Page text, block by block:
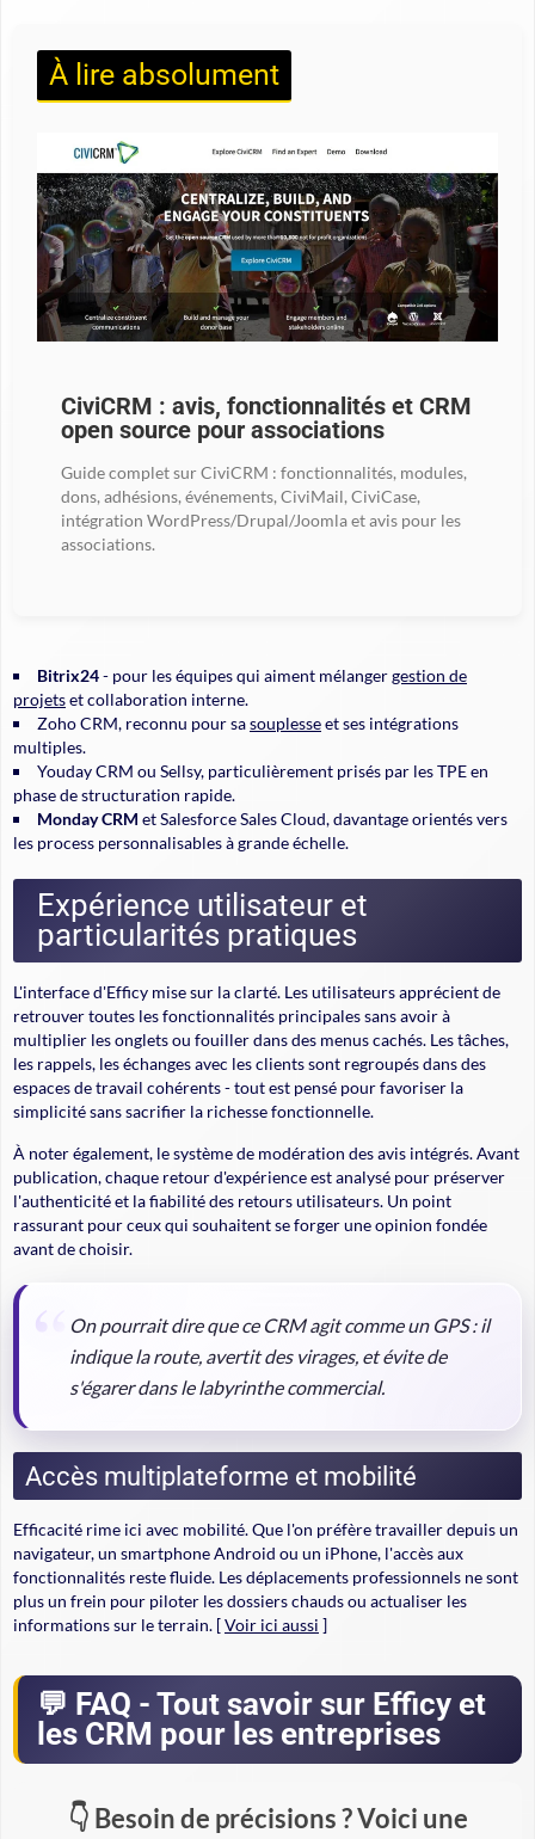
À lire absolument
CiviCRM : avis, fonctionnalités et CRM
open source pour associations
Guide complet sur CiviCRM : fonctionnalités, modules,
dons, adhésions, événements, CiviMail, CiviCase,
intégration WordPress/Drupal/Joomla et avis pour les
associations.
Bitrix24- pour les équipes qui aiment mélangergestion de
projetset collaboration interne.
Zoho CRM, reconnu pour sasouplesseet ses intégrations
multiples.
Youday CRM ou Sellsy, particulièrement prisés par les TPE en
phase de structuration rapide.
Monday CRM et Salesforce Sales Cloud, davantage orientés vers
les process personnalisables à grande échelle.
Expérience utilisateur et
particularités pratiques
L'interface d'Efficy mise sur la clarté. Les utilisateurs apprécient de
retrouver toutes les fonctionnalités principales sans avoir à
multiplier les onglets ou fouiller dans des menus cachés. Les tâches,
les rappels, les échanges avec les clients sont regroupés dans des
espaces de travail cohérents - tout est pensé pour favoriser la
simplicité sans sacrifier la richesse fonctionnelle.
À noter également, le système de modération des avis intégrés. Avant
publication, chaque retour d'expérience est analysé pour préserver
l'authenticité et la fiabilité des retours utilisateurs. Un point
rassurant pour ceux qui souhaitent se forger une opinion fondée
avant de choisir.
On pourrait dire que ce CRM agit comme un GPS : il
indique la route, avertit des virages, et évite de
s'égarer dans le labyrinthe commercial.
Accès multiplateforme et mobilité
Efficacité rime ici avec mobilité. Que l'on préfère travailler depuis un
navigateur, un smartphone Android ou un iPhone, l'accès aux
fonctionnalités reste fluide. Les déplacements professionnels ne sont
plus un frein pour piloter les dossiers chauds ou actualiser les
informations sur le terrain. [Voir ici aussi ]
FAQ - Tout savoir sur Efficy et
les CRM pour les entreprises
Besoin de précisions ? Voici une